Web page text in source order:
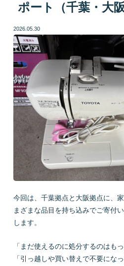
活動報
会社概
LINEで質問
プライバシーポリシー
ポート（千葉・大阪
2026.05.30
今回は、千葉拠点と大阪拠点に、
まざまな品目を持ち込みでご寄付
します。
「まだ使えるのに処分するのはもっ
「引っ越しや買い替えで不要にな